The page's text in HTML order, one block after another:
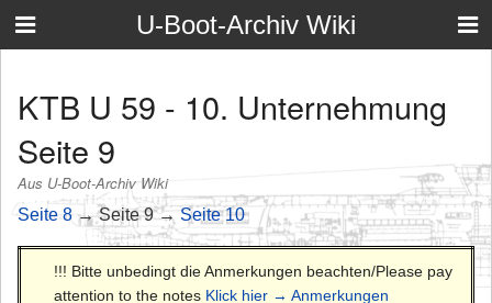
U-Boot-Archiv Wiki
KTB U 59 - 10. Unternehmung
Seite 9
Aus U-Boot-Archiv Wiki
Seite 8 → Seite 9 → Seite 10
!!! Bitte unbedingt die Anmerkungen beachten/Please pay
attention to the notes Klick hier → Anmerkungen